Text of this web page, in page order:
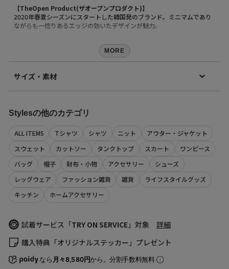
【TheOpen Product(ザオープンプロダクト)】
2020年春夏シーズンにスタートした韓国発のブランド。ミニマムであり
ながらも一捻りあるエッジの効いたデザインが魅力。
【Select By Styles(スタイルス)】
※LINEでの再入荷は、calif LINE公式アカウントの友だち追加が必要とな
※再入荷リクエストは商品の再入荷やご予約を保証するものではありま
せんのであらかじめご了承ください。
※画像の商品は光の照射や角度により、実物と色味が異なる場合がござ
また表示のサイズ感と実物は若干異なる場合もございますので、予めご
了承ください。
※商品の色味の目安は、商品単体の画像をご参照ください。
※予約商品など一部商品につきましては、生産の都合上、お届け時期が
返品について
MORE
サイズ・素材
原産国
商品コード
192223031004
（店舗でお問い合わせの際には、上記品番をお伝え下さい。）
サイズ ウエスト ヒップ 股上 股下
わたり幅
1
70 100
サイズの測り方について
Stylesの他のカテゴリ
ALL ITEMS Tシャツ シャツ ニット
アウター・ジャケット
スウェット
カットソー タンクトップ スカート
ワンピース
バッグ
帽子 財布・小物 アクセサリー
シューズ
レッグウェア
ファッション雑貨 雑貨
ライフスタイルグッズ
キッチン
ホームアクセサリー
試着サービス「TRY ON SERVICE 」対象 詳細
購入特典「オリジナルステッカー」プレゼント
なら 月々8,580円から。分割手数料無料